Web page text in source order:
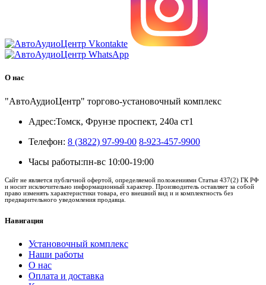
О нас
"АвтоАудиоЦентр" торгово-установочный комплекс
Адрес:Томск, Фрунзе проспект, 240а ст1
Телефон: 8 (3822) 97-99-00 8-923-457-9900
Часы работы:пн-вс 10:00-19:00
Сайт не является публичной офертой, определяемой положениями Статьи 437(2) ГК РФ
и носит исключительно информационный характер. Производитель оставляет за собой
право изменять характеристики товара, его внешний вид и и комплектность без
предварительного уведомления продавца.
Навигация
Установочный комплекс
Наши работы
О нас
Оплата и доставка